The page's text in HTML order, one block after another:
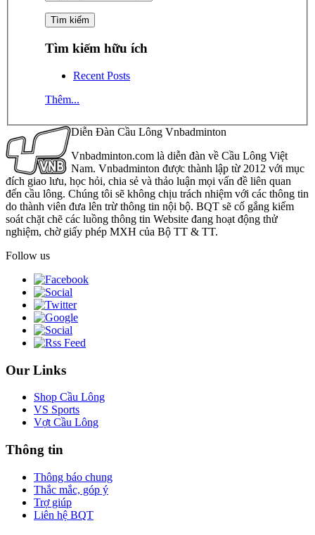
Tìm kiếm hữu ích
Recent Posts
Thêm...
Diễn Đàn Cầu Lông Vnbadminton
Vnbadminton.com là diễn đàn về Cầu Lông Việt
Nam. Vnbadminton được thành lập từ 2012 với mục
đích giao lưu, học hỏi, chia sẻ và thảo luận mọi vấn đề liên quan
đến cầu lông. Chúng tôi sẽ không chịu trách nhiệm với các thông tin
do thành viên đưa lên trừ thông tin nội bộ. BQT sẽ cố gắng kiểm
soát chặt chẽ các luồng thông tin Website đang hoạt động thử
nghiệm, chờ giấy phép MXH của Bộ TT & TT.
Follow us
Our Links
Shop Cầu Lông
VS Sports
Vợt Cầu Lông
Thông tin
Thông báo chung
Thắc mắc, góp ý
Trợ giúp
Liên hệ BQT